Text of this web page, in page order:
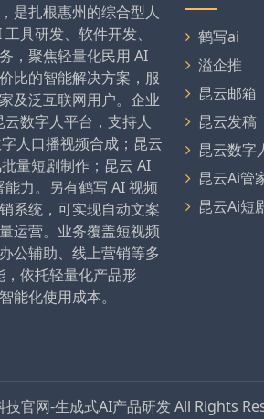
是扎根惠州的综合型人
具研发、软件开发、
，聚焦轻量化民用 AI
比的智能解决方案，服
及泛互联网用户。企业
数字人平台，支持人
人口播视频合成；昆云
量短剧制作；昆云 AI
力。另有鹤写 AI 视频
系统，可实现自动文案
运营。业务覆盖短视频
公辅助、线上营销等多
依托轻量化产品形
能化使用成本。
鹤写ai
溢企推
昆云邮箱
昆云发稿
昆云数字
昆云Ai管
昆云Ai短
技官网-生成式AI产品研发All Rights